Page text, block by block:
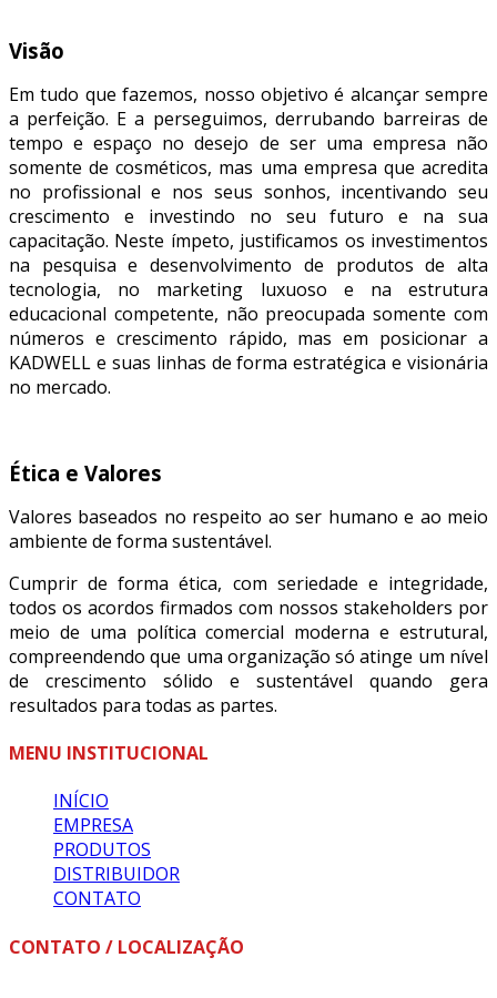
Visão
Em tudo que fazemos, nosso objetivo é alcançar sempre
a perfeição. E a perseguimos, derrubando barreiras de
tempo e espaço no desejo de ser uma empresa não
somente de cosméticos, mas uma empresa que acredita
no profissional e nos seus sonhos, incentivando seu
crescimento e investindo no seu futuro e na sua
capacitação. Neste ímpeto, justificamos os investimentos
na pesquisa e desenvolvimento de produtos de alta
tecnologia, no marketing luxuoso e na estrutura
educacional competente, não preocupada somente com
números e crescimento rápido, mas em posicionar a
KADWELL e suas linhas de forma estratégica e visionária
no mercado.
Ética e Valores
Valores baseados no respeito ao ser humano e ao meio
ambiente de forma sustentável.
Cumprir de forma ética, com seriedade e integridade,
todos os acordos firmados com nossos stakeholders por
meio de uma política comercial moderna e estrutural,
compreendendo que uma organização só atinge um nível
de crescimento sólido e sustentável quando gera
resultados para todas as partes.
MENU INSTITUCIONAL
INÍCIO
EMPRESA
PRODUTOS
DISTRIBUIDOR
CONTATO
CONTATO / LOCALIZAÇÃO